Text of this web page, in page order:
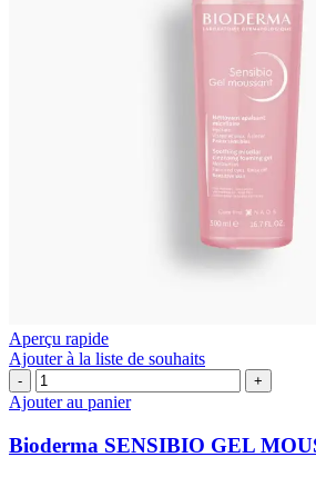
Aperçu rapide
Ajouter à la liste de souhaits
quantité
de
Bioderma
SENSIBIO
GEL
Ajouter au panier
Bioderma SENSIBIO GEL